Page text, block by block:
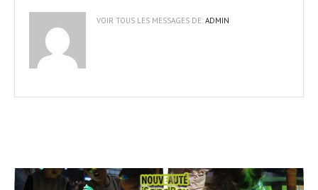
VOIR TOUS LES MESSAGES DE: ADMIN